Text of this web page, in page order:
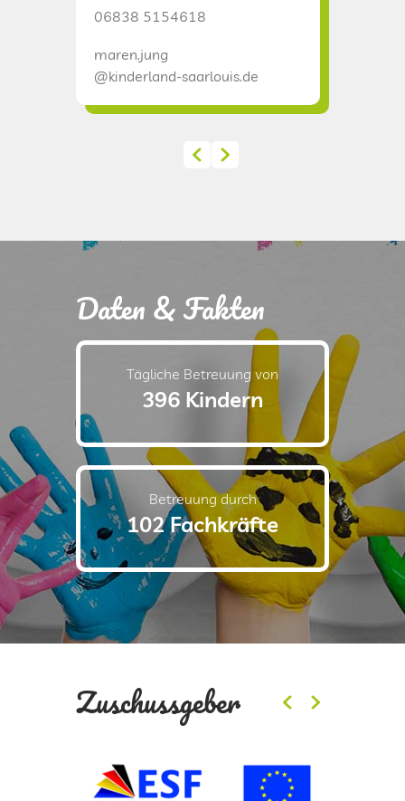
06838 5154618
maren.jung
@kinderland-saarlouis.de
Daten & Fakten
Tägliche Betreuung von
396 Kindern
Betreuung durch
102 Fachkräfte
Zuschussgeber